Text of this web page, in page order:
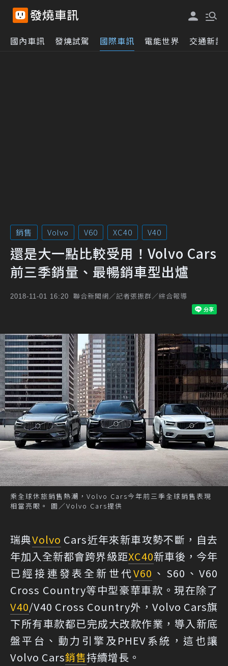
國內車訊 發燒試駕 國際車訊 電能世界 交通新訊
銷售 Volvo V60 XC40 V40
還是大一點比較受用！Volvo Cars
前三季銷量、最暢銷車型出爐
2018-11-01 16:20 聯合新聞網／記者張振群／綜合報導
乘全球休旅銷售熱潮，Volvo Cars今年前三季全球銷售表現
相當亮眼。 圖／Volvo Cars提供
瑞典Volvo Cars近年來新車攻勢不斷，自去
年加入全新都會跨界級距XC40新車後，今年
已經接連發表全新世代V60 、S60、V60
Cross Country等中型豪華車款。現在除了
V40/V40 Cross Country外，Volvo Cars旗
下所有車款都已完成大改款作業，導入新底
盤平台、動力引擎及PHEV系統，這也讓
Volvo Cars銷售持續增長。